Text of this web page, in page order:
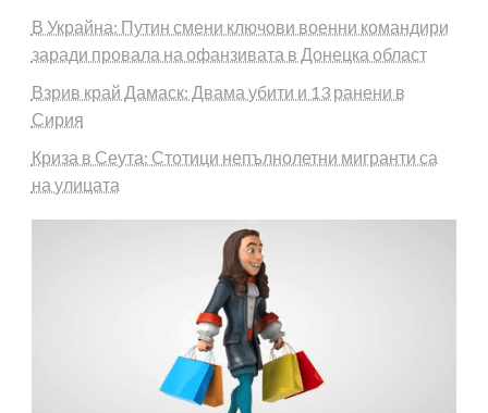
В Украйна: Путин смени ключови военни командири
заради провала на офанзивата в Донецка област
Взрив край Дамаск: Двама убити и 13 ранени в
Сирия
Криза в Сеута: Стотици непълнолетни мигранти са
на улицата